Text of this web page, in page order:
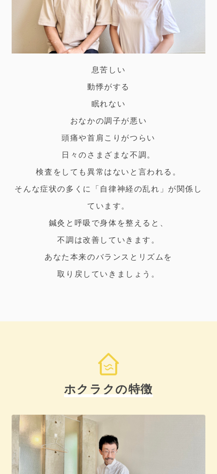
息苦しい
動悸がする
眠れない
おなかの調子が悪い
頭痛や首肩こりがつらい
日々のさまざまな不調。
検査をしても異常はないと言われる。
そんな症状の多くに「自律神経の乱れ」が関係し
ています。
鍼灸と呼吸で身体を整えると、
不調は改善していきます。
あなた本来のバランスとリズムを
取り戻していきましょう。
ホクラクの特徴